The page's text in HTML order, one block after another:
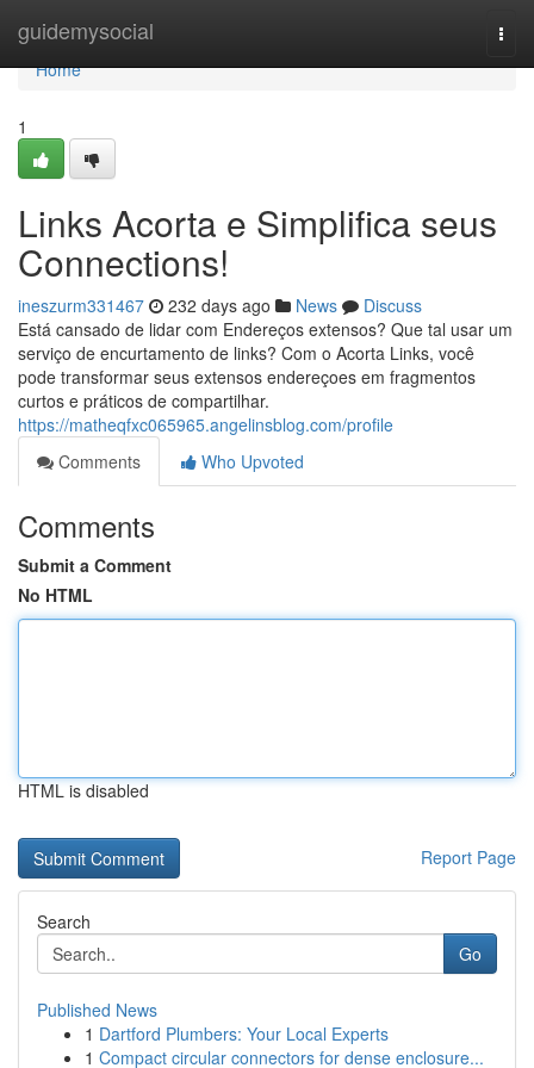
guidemysocial
Home
Home
1
Links Acorta e Simplifica seus
Connections!
ineszurm331467 232 days ago News
Discuss
Está cansado de lidar com Endereços extensos? Que tal usar um
serviço de encurtamento de links? Com o Acorta Links, você
pode transformar seus extensos endereçoes em fragmentos
curtos e práticos de compartilhar.
https://matheqfxc065965.angelinsblog.com/profile
Comments
Who Upvoted
Comments
Submit a Comment
No HTML
HTML is disabled
Report Page
Search
Go
Published News
1 Dartford Plumbers: Your Local Experts
1 Compact circular connectors for dense enclosure...